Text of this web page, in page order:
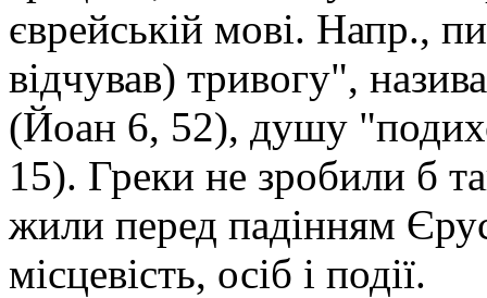
єврейській мові. Напр.,
відчував) тривогу",
(Йоан 6, 52), душу
15). Греки не зробили б
жили перед падінням
місцевість, осіб і події.